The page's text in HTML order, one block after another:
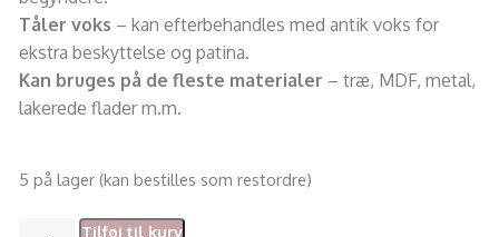
Tåler voks – kan efterbehandles med antik voks for
ekstra beskyttelse og patina.
Kan bruges på de fleste materialer – træ, MDF, metal,
lakerede flader m.m.
5 på lager (kan bestilles som restordre)
Tilføj til kurv